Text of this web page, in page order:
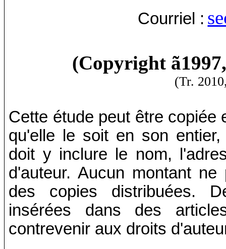
Courriel :
(Copyright ã
(Tr.
Cette étude peut être copiée
qu'elle le soit en son
doit y inclure le nom,
d'auteur. Aucun montant
des copies distribuées.
insérées dans des
contrevenir aux droits